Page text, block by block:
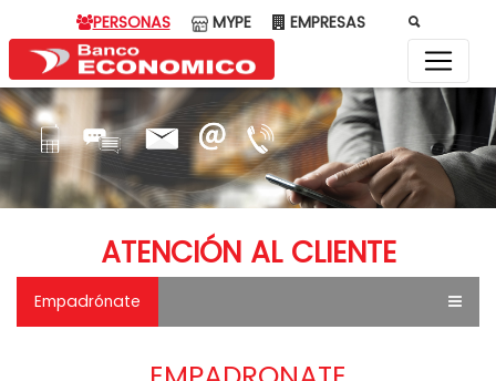
PERSONAS MYPE EMPRESAS
ATENCIÓN AL CLIENTE
Empadrónate